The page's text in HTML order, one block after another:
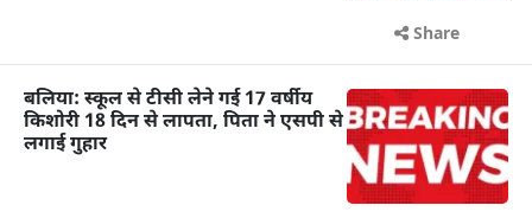
Share
बलिया: स्कूल से टीसी लेने गई 17 वर्षीय
किशोरी 18 दिन से लापता, पिता ने एसपी से
लगाई गुहार